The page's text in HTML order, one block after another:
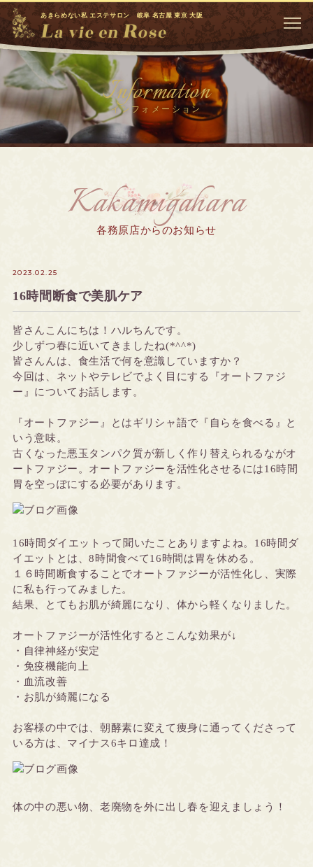
あきらめない私 エステサロン 岐阜 名古屋 東京 大阪
Information
インフォメーション
Kakamigahara
各務原店からのお知らせ
2023.02.25
16時間断食で美肌ケア
皆さんこんにちは！ハルちんです。
少しずつ春に近いてきましたね(*^^*)
皆さんんは、食生活で何を意識していますか？
今回は、ネットやテレビでよく目にする『オートファジ
ー』についてお話します。
『オートファジー』とはギリシャ語で『自らを食べる』と
いう意味。
古くなった悪玉タンパク質が新しく作り替えられるながオ
ートファジー。オートファジーを活性化させるには16時間
胃を空っぽにする必要があります。
16時間ダイエットって聞いたことありますよね。16時間ダ
イエットとは、8時間食べて16時間は胃を休める。
１６時間断食することでオートファジーが活性化し、実際
に私も行ってみました。
結果、とてもお肌が綺麗になり、体から軽くなりました。
オートファジーが活性化するとこんな効果が↓
・自律神経が安定
・免疫機能向上
・血流改善
・お肌が綺麗になる
お客様の中では、朝酵素に変えて痩身に通ってくださって
いる方は、マイナス6キロ達成！
体の中の悪い物、老廃物を外に出し春を迎えましょう！